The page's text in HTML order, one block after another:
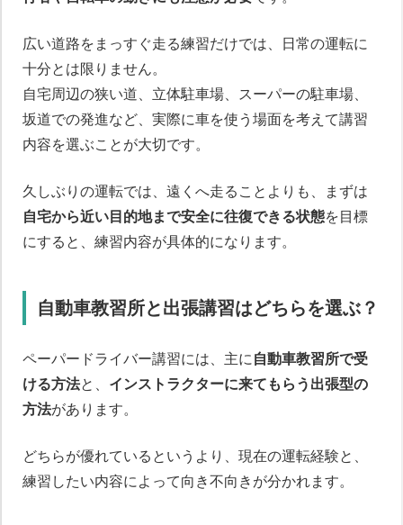
広い道路をまっすぐ走る練習だけでは、日常の運転に
十分とは限りません。
自宅周辺の狭い道、立体駐車場、スーパーの駐車場、
坂道での発進など、実際に車を使う場面を考えて講習
内容を選ぶことが大切です。
久しぶりの運転では、遠くへ走ることよりも、まずは
自宅から近い目的地まで安全に往復できる状態を目標
にすると、練習内容が具体的になります。
自動車教習所と出張講習はどちらを選ぶ？
ペーパードライバー講習には、主に 自動車教習所で受
ける方法と、 インストラクターに来てもらう出張型の
方法があります。
どちらが優れているというより、現在の運転経験と、
練習したい内容によって向き不向きが分かれます。